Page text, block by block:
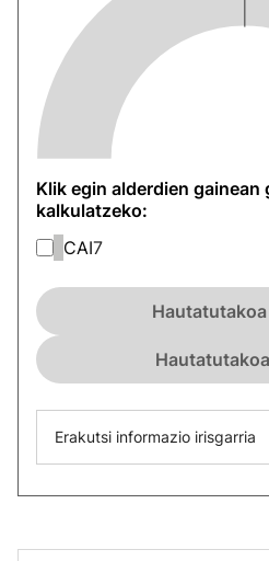
Klik egin alderdien gainean
kalkulatzeko:
CAI7
Erakutsi informazio irisgarria